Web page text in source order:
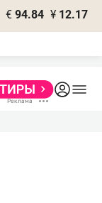
€ 94.84 ¥ 12.17